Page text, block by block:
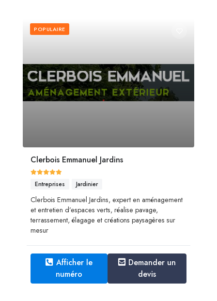
POPULAIRE
Clerbois Emmanuel Jardins
Entreprises Jardinier
Clerbois Emmanuel Jardins, expert en aménagement
et entretien d’espaces verts, réalise pavage,
terrassement, élagage et créations paysagères sur
mesur
Afficher le
numéro
Demander un
devis